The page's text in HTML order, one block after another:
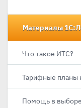
Материалы
Что такое ИТС?
Тарифные планы
Помощь в